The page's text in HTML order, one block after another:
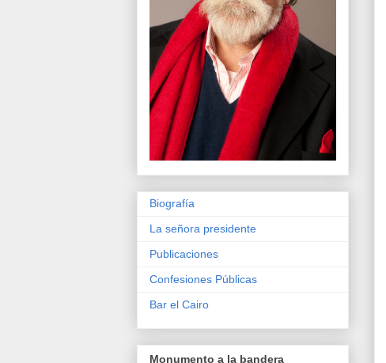
Biografía
La señora presidente
Publicaciones
Confesiones Públicas
Bar el Cairo
Monumento a la bandera